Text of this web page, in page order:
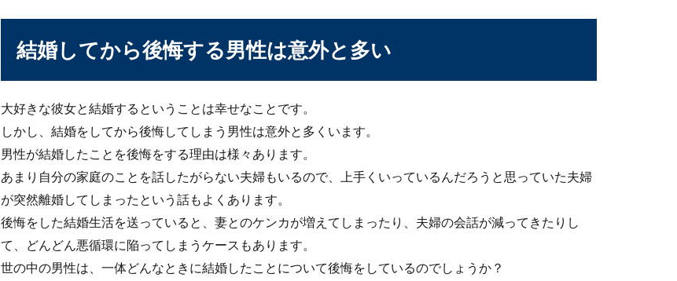
嫁の不倫は修羅場確実？嫁が不倫してしまう原因と夫の選択肢
え方は危険です...
結婚式前日くらいは仕事を休んでは？休むべき理由と過ごし方
休んでみません...
結婚してから後悔する男性は意外と多い
大好きな彼女と結婚するということは幸せなことです。
しかし、結婚をしてから後悔してしまう男性は意外と多くいます。
男性が結婚したことを後悔をする理由は様々あります。
あまり自分の家庭のことを話したがらない夫婦もいるので、上手くいっているんだろうと思っていた夫婦
が突然離婚してしまったという話もよくあります。
後悔をした結婚生活を送っていると、妻とのケンカが増えてしまったり、夫婦の会話が減ってきたりし
て、どんどん悪循環に陥ってしまうケースもあります。
世の中の男性は、一体どんなときに結婚したことについて後悔をしているのでしょうか？